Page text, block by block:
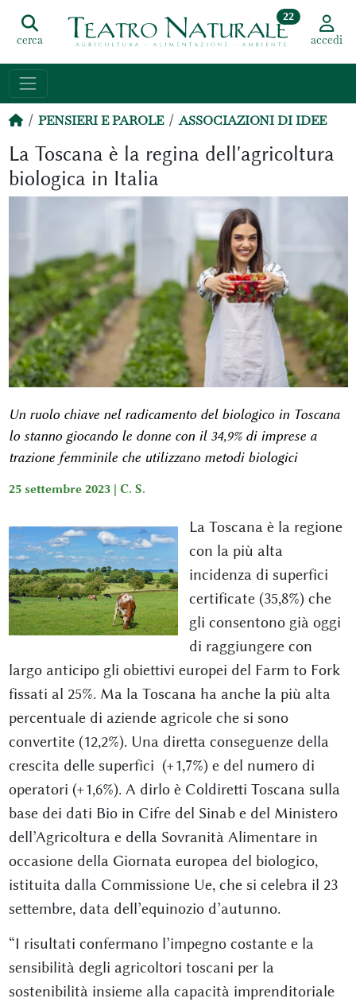
cerca
22
accedi
PENSIERI E PAROLE ASSOCIAZIONI DI IDEE
La Toscana è la regina dell'agricoltura
biologica in Italia
Un ruolo chiave nel radicamento del biologico in Toscana
lo stanno giocando le donne con il 34,9% di imprese a
trazione femminile che utilizzano metodi biologici
25 settembre 2023 | C. S.
La Toscana è la regione
con la più alta
incidenza di superfici
certificate (35,8%) che
gli consentono già oggi
di raggiungere con
largo anticipo gli obiettivi europei del Farm to Fork
fissati al 25%. Ma la Toscana ha anche la più alta
percentuale di aziende agricole che si sono
convertite (12,2%). Una diretta conseguenze della
crescita delle superfici (+1,7%) e del numero di
operatori (+1,6%). A dirlo è Coldiretti Toscana sulla
base dei dati Bio in Cifre del Sinab e del Ministero
dell’Agricoltura e della Sovranità Alimentare in
occasione della Giornata europea del biologico,
istituita dalla Commissione Ue, che si celebra il 23
settembre, data dell’equinozio d’autunno.
“I risultati confermano l’impegno costante e la
sensibilità degli agricoltori toscani per la
sostenibilità insieme alla capacità imprenditoriale